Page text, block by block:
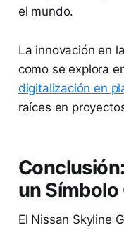
el mundo.
La innovación en
como se explora
digitalización en
raíces en
un
El Nissan Skyline